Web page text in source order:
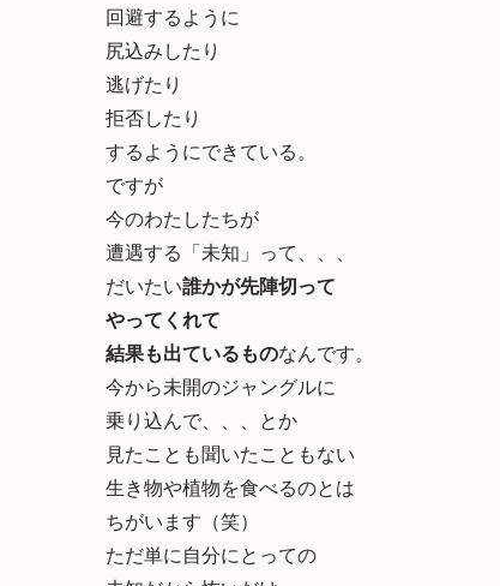
回避するように
尻込みしたり
逃げたり
拒否したり
するようにできている。
ですが
今のわたしたちが
遭遇する「未知」って、、、
だいたい誰かが先陣切って
やってくれて
結果も出ているものなんです。
今から未開のジャングルに
乗り込んで、、、とか
見たことも聞いたこともない
生き物や植物を食べるのとは
ちがいます（笑）
ただ単に自分にとっての